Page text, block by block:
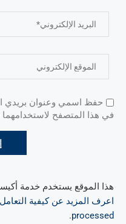
حفظ اسمي وعنوان بريدي
في هذا المتصفح لاستخدامهما
هذا الموقع يستخدم خدمة
اعرف المزيد عن كيفية
processed
.